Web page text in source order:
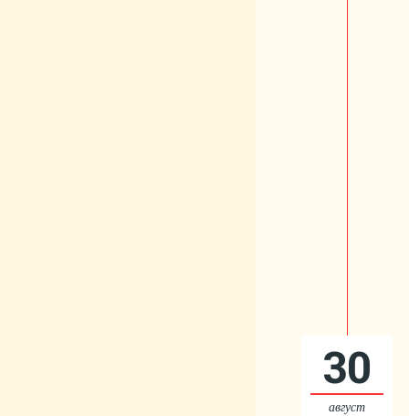
30
август